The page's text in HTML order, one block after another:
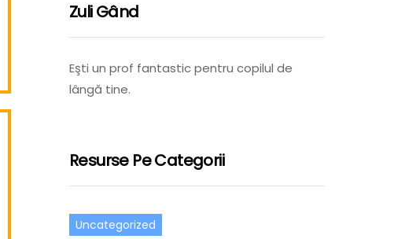
Zuli Gând
Eşti un prof fantastic pentru copilul de
lângă tine.
Resurse Pe Categorii
Uncategorized